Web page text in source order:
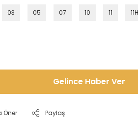
03 05 07 10 11
Gelince Haber Ver
Öner Paylaş